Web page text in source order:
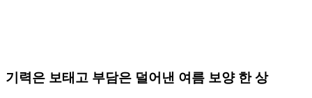
기력은 보태고 부담은 덜어낸 여름 보양 한 상